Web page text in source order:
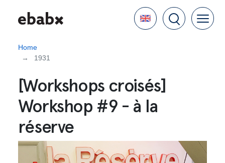
Language
Home
1931
[Workshops croisés]
Workshop #9 - à la
réserve